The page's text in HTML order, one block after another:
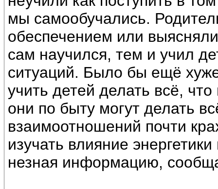
мы самообучались.
обеспечением или
сам научился, тем и учил
ситуаций. Было бы ещё
учить детей делать всё,
они по быту могут делать
взаимоотношений почти
изучать влияние
незная информацию,